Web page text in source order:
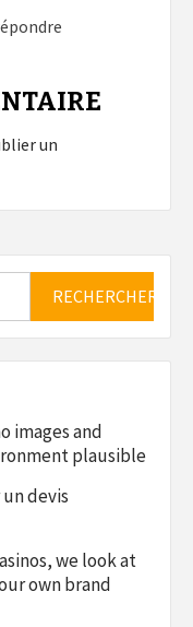
un
images and
plausible
devis
we look at
own brand